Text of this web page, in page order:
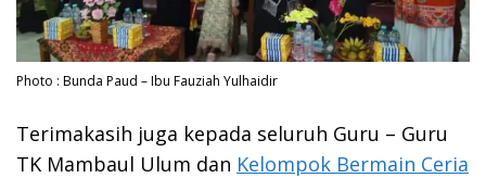
Photo : Bunda Paud – Ibu Fauziah Yulhaidir
Terimakasih juga kepada seluruh Guru – Guru
TK Mambaul Ulum dan Kelompok Bermain Ceria